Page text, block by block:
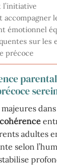
l’initiative
accompagner
émotionnel
sur les
précoce
adultes
selon